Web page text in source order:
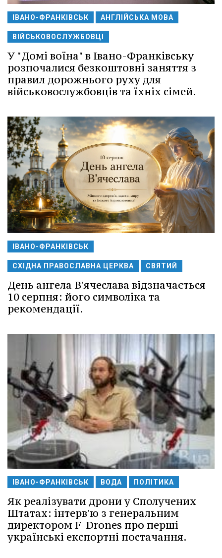
ІВАНО-ФРАНКІВСЬК АНГЛІЙСЬКА МОВА
ВІЙСЬКОВОСЛУЖБОВЦІ
У "Домі воїна" в Івано-Франківську
розпочалися безкоштовні заняття з
правил дорожнього руху для
військовослужбовців та їхніх сімей.
ІВАНО-ФРАНКІВСЬК
СХІДНА ПРАВОСЛАВНА ЦЕРКВА СВЯТИЙ
День ангела В'ячеслава відзначається
10 серпня: його символіка та
рекомендації.
ІВАНО-ФРАНКІВСЬК ВОДА ПОЛІТИКА
Як реалізувати дрони у Сполучених
Штатах: інтерв'ю з генеральним
директором F-Drones про перші
українські експортні постачання.